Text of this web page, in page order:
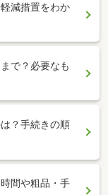
減措置をわか
で？必要なも
？手続きの順
間や粗品・手